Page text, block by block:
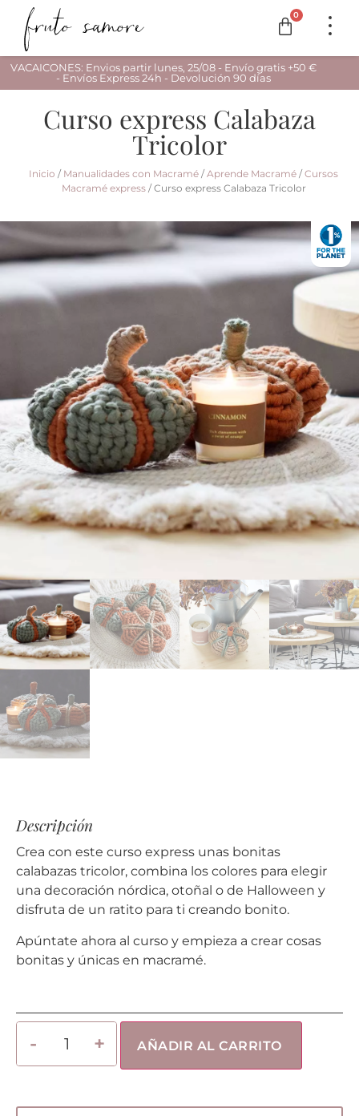
0
VACAICONES: Envios partir lunes, 25/08 - Envío gratis +50 €
- Envíos Express 24h - Devolución 90 días
Curso express Calabaza
Tricolor
Inicio / Manualidades con Macramé /Aprende Macramé /Cursos
Macramé express/ Curso express Calabaza Tricolor
Descripción
Crea con este curso express unas bonitas
calabazas tricolor, combina los colores para elegir
una decoración nórdica, otoñal o de Halloween y
disfruta de un ratito para ti creando bonito.
Apúntate ahora al curso y empieza a crear cosas
bonitas y únicas en macramé.
AÑADIR AL CARRITO